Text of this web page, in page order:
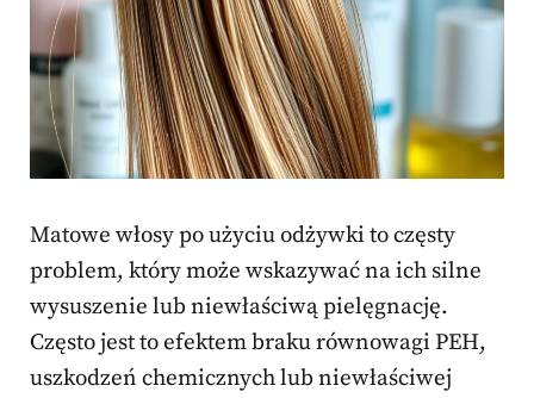
Matowe włosy po użyciu odżywki to częsty
problem, który może wskazywać na ich silne
wysuszenie lub niewłaściwą pielęgnację.
Często jest to efektem braku równowagi PEH,
uszkodzeń chemicznych lub niewłaściwej